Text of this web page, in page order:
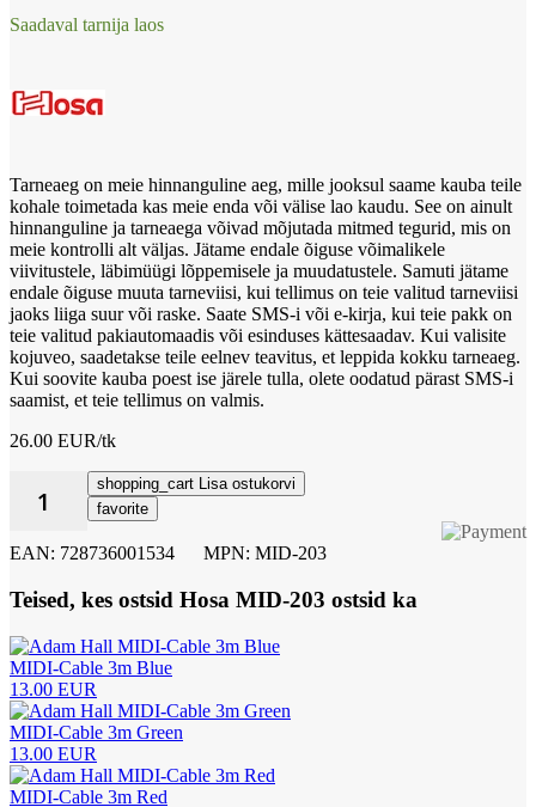
Saadaval tarnija laos
Tarneaeg on meie hinnanguline aeg, mille jooksul saame kauba teile
kohale toimetada kas meie enda või välise lao kaudu. See on ainult
hinnanguline ja tarneaega võivad mõjutada mitmed tegurid, mis on
meie kontrolli alt väljas. Jätame endale õiguse võimalikele
viivitustele, läbimüügi lõppemisele ja muudatustele. Samuti jätame
endale õiguse muuta tarneviisi, kui tellimus on teie valitud tarneviisi
jaoks liiga suur või raske. Saate SMS-i või e-kirja, kui teie pakk on
teie valitud pakiautomaadis või esinduses kättesaadav. Kui valisite
kojuveo, saadetakse teile eelnev teavitus, et leppida kokku tarneaeg.
Kui soovite kauba poest ise järele tulla, olete oodatud pärast SMS-i
saamist, et teie tellimus on valmis.
26.00 EUR/tk
shopping_cart Lisa ostukorvi
favorite
EAN: 728736001534 MPN: MID-203
Teised, kes ostsid Hosa MID-203 ostsid ka
MIDI-Cable 3m Blue
13.00 EUR
MIDI-Cable 3m Green
13.00 EUR
MIDI-Cable 3m Red